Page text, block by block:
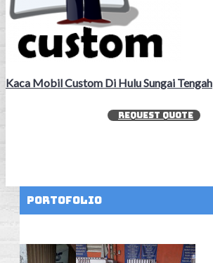
Kaca Mobil Custom Di Hulu Sungai Tengah
REQUEST QUOTE
Portofolio